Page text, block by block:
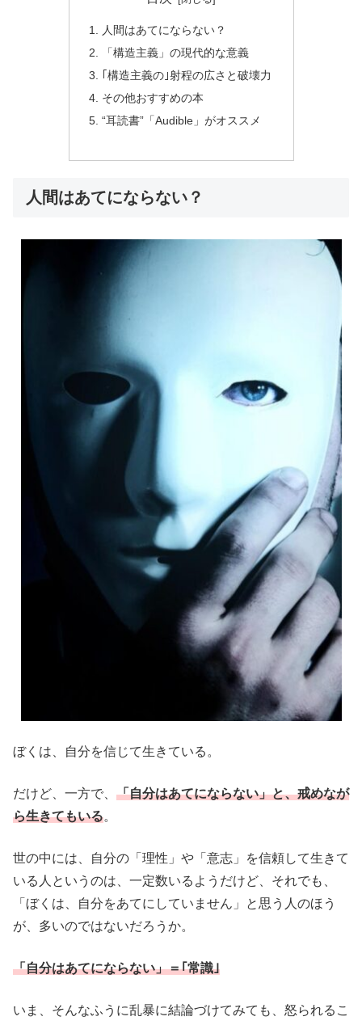
人間はあてにならない？
「構造主義」の現代的な意義
｢構造主義の｣射程の広さと破壊力
その他おすすめの本
“耳読書”「Audible」がオススメ
人間はあてにならない？
ぼくは、自分を信じて生きている。
だけど、一方で、 「自分はあてにならない」と、戒めなが
ら生きてもいる。
世の中には、自分の「理性」や「意志」を信頼して生きて
いる人というのは、一定数いるようだけど、それでも、
「ぼくは、自分をあてにしていません」と思う人のほう
が、多いのではないだろうか。
「自分はあてにならない」＝｢常識｣
いま、そんなふうに乱暴に結論づけてみても、怒られるこ